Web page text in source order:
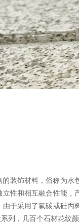
装饰材料，俗称为水
性和相互融合性能，
由于采用了氟碳或硅丙
列，几百个石材花纹颜